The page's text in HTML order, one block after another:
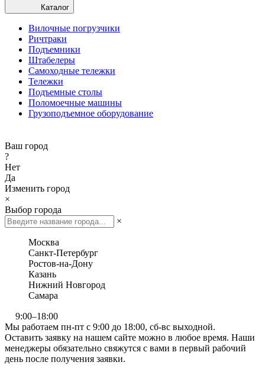
Каталог
Вилочные погрузчики
Ричтраки
Подъемники
Штабелеры
Самоходные тележки
Тележки
Подъемные столы
Поломоечные машины
Грузоподъемное оборудование
Ваш город
?
Нет
Да
Изменить город
×
Выбор города
×
Москва
Санкт-Петербург
Ростов-на-Дону
Казань
Нижний Новгород
Самара
9:00–18:00
Мы работаем пн-пт с 9:00 до 18:00, сб-вс выходной.
Оставить заявку на нашем сайте можно в любое время. Наши
менеджеры обязательно свяжутся с вами в первый рабочий
день после получения заявки.